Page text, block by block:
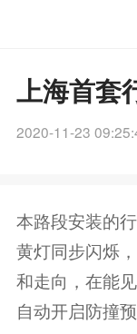
上海首套
2020-11-23
本路段安装的
黄灯同步闪烁
和走向，在能
自动开启防撞